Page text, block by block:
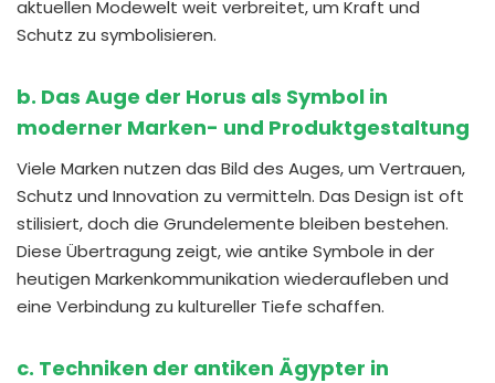
aktuellen Modewelt weit verbreitet, um Kraft und
Schutz zu symbolisieren.
b. Das Auge der Horus als Symbol in
moderner Marken- und Produktgestaltung
Viele Marken nutzen das Bild des Auges, um Vertrauen,
Schutz und Innovation zu vermitteln. Das Design ist oft
stilisiert, doch die Grundelemente bleiben bestehen.
Diese Übertragung zeigt, wie antike Symbole in der
heutigen Markenkommunikation wiederaufleben und
eine Verbindung zu kultureller Tiefe schaffen.
c. Techniken der antiken Ägypter in